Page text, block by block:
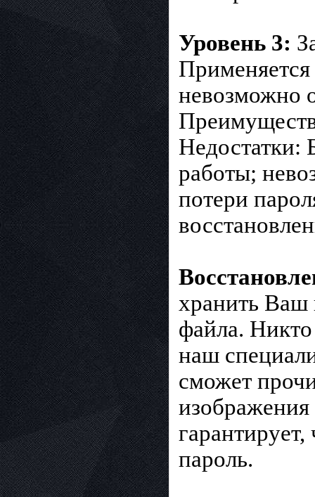
Уровень 3:
невозможно
Недостатки:
работы;
потери
хранить Ваш
файла.
наш
сможет
пароль.